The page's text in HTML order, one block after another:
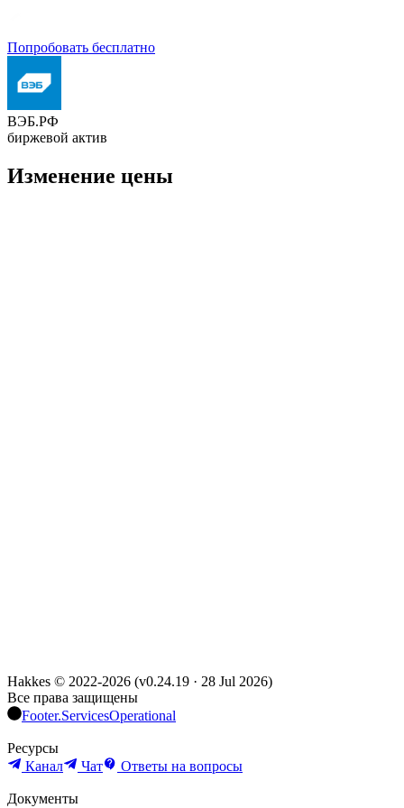
Попробовать бесплатно
ВЭБ.РФ
биржевой актив
Изменение цены
Hakkes © 2022-2026 (v0.24.19 · 28 Jul 2026)
Все права защищены
Footer.ServicesOperational
Ресурсы
Канал
Чат Ответы на вопросы
Документы